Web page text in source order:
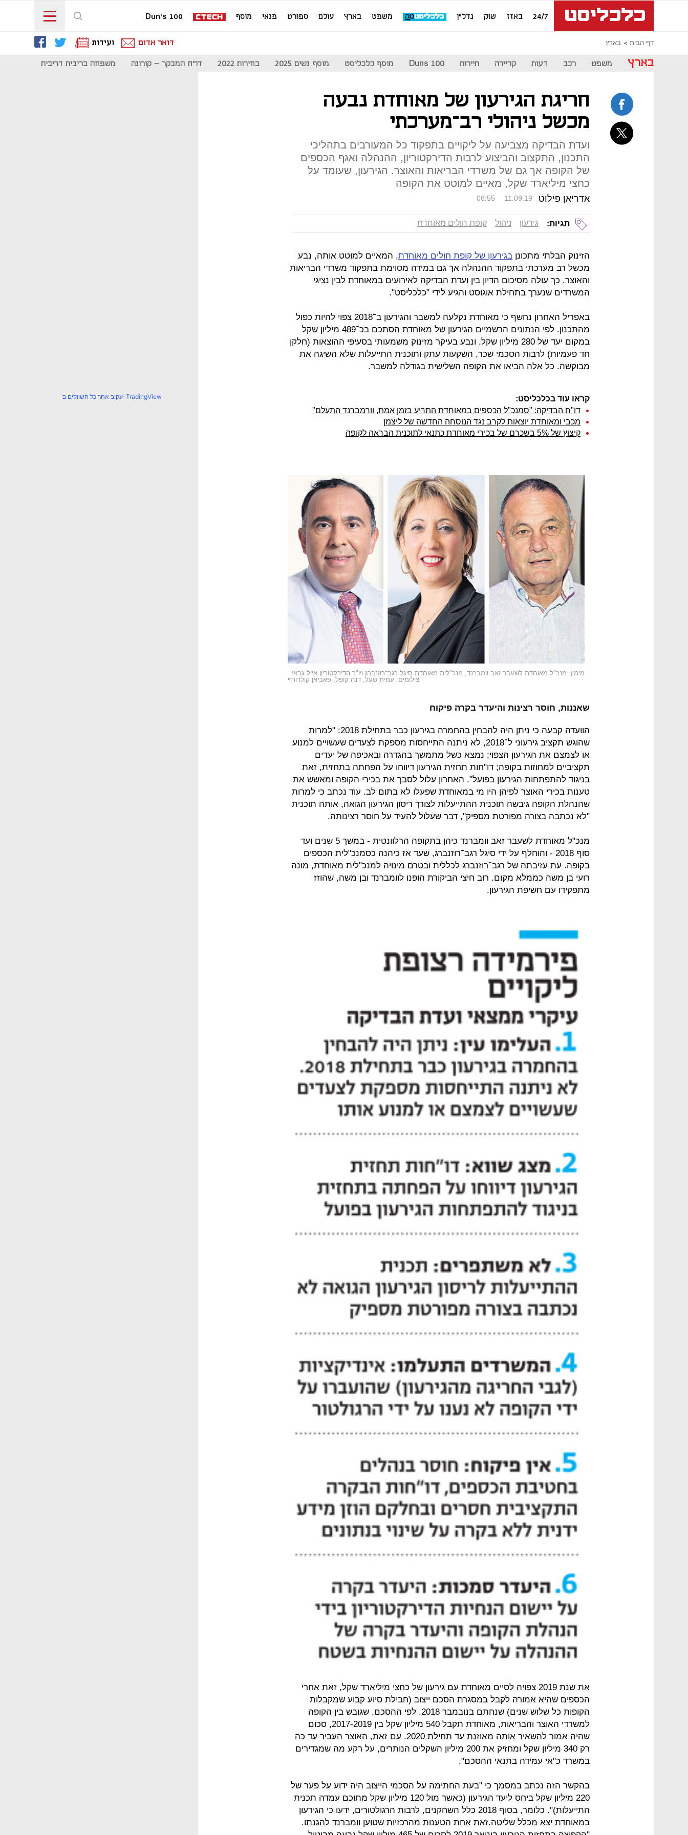
24/7 באזז שוק נדל"ן משפט בארץ עולם ספורט פנאי מוסף Dun's 100
דף הבית בארץ דואר אדום ועידות
בארץ משפט רכב דעות קריירה תיירות Duns 100 מוסף כלכליסט מוסף נשים 2025 בחירות 2022 דו"ח המבקר - קורונה משפחה בריבית דריבית
חריגת הגירעון של מאוחדת נבעה
מכשל ניהולי רב־מערכתי
ועדת הבדיקה מצביעה על ליקויים בתפקוד כל המעורבים בתהליכי
התכנון, התקצוב והביצוע לרבות הדירקטוריון, ההנהלה ואגף הכספים
של הקופה אך גם של משרדי הבריאות והאוצר. הגירעון, שעומד על
כחצי מיליארד שקל, מאיים למוטט את הקופה
אדריאן פילוט 06:55 11.09.19
תגיות: גירעון ניהול קופת חולים מאוחדת
הזינוק הבלתי מתכונן בגירעון של קופת חולים מאוחדת, המאיים למוטט אותה, נבע
מכשל רב מערכתי בתפקוד ההנהלה אך גם במידה מסוימת בתפקוד משרדי הבריאות
והאוצר. כך עולה מסיכום הדיון בין ועדת הבדיקה לאירועים במאוחדת לבין נציגי
המשרדים שנערך בתחילת אוגוסט והגיע לידי "כלכליסט".
באפריל האחרון נחשף כי מאוחדת נקלעה למשבר והגירעון ב־2018 צפוי להיות כפול
מהתכנון. לפי הנתונים הרשמיים הגירעון של מאוחדת הסתכם בכ־489 מיליון שקל
במקום יעד של 280 מיליון שקל, ונבע בעיקר מזינוק משמעותי בסעיפי ההוצאות (חלקן
חד פעמיות) לרבות הסכמי שכר, השקעות עתק ותוכנית התייעלות שלא השיגה את
מבוקשה. כל אלה הביאו את הקופה השלישית בגודלה למשבר.
קראו עוד בכלכליסט:
דו"ח הבדיקה: "סמנכ"ל הכספים במאוחדת התריע בזמן אמת, וורמברנד התעלם"
מכבי ומאוחדת יוצאות לקרב נגד הנוסחה החדשה של ליצמן
קיצוץ של 5% בשכרם של בכירי מאוחדת כתנאי לתוכנית הבראה לקופה
מימין: מנכ"ל מאוחדת לשעבר זאב וומברנד, מנכ"לית מאוחדת סיגל רגב־רוזנברג ויו"ר הדירקטוריון אייל גבאי
צילומים: עמית שעל, דנה קופל, פאביאן קולדורף
שאננות, חוסר רצינות והיעדר בקרה פיקוח
הוועדה קבעה כי ניתן היה להבחין בהחמרה בגירעון כבר בתחילת 2018: "למרות
שהוגש תקציב גירעוני ל־2018, לא ניתנה התייחסות מספקת לצעדים שעשויים למנוע
או לצמצם את הגירעון הצפוי; נמצא כשל מתמשך בהגדרה ובאכיפה של יעדים
תקציביים למחוזות בקופה; דו"חות תחזית הגירעון דיווחו על הפחתה בתחזית, זאת
בניגוד להתפתחות הגירעון בפועל". האחרון עלול לסבך את בכירי הקופה ומאשש את
טענות בכירי האוצר לפיהן היו מי במאוחדת שפעלו לא בתום לב. עוד נכתב כי למרות
שהנהלת הקופה גיבשה תוכנית ההתייעלות לצורך ריסון הגירעון הגואה, אותה תוכנית
"לא נכתבה בצורה מפורטת מספיק", דבר שעלול להעיד על חוסר רצינותה.
מנכ"ל מאוחדת לשעבר זאב וומברנד כיהן בתקופה הרלוונטית - במשך 5 שנים ועד
סוף 2018 - והוחלף על ידי סיגל רגב־רוזנברג, שעד אז כיהנה כסמנכ"לית הכספים
בקופה. עת עזיבתה של רגב־רוזנברג לכללית ובטרם מינויה למנכ"לית מאוחדת, מונה
רועי בן משה כממלא מקום. רוב חיצי הביקורת הופנו לוומברנד ובן משה, שהוזז
מתפקידו עם חשיפת הגירעון.
את שנת 2019 צפויה לסיים מאוחדת עם גירעון של כחצי מיליארד שקל, זאת אחרי
הכספים שהיא אמורה לקבל במסגרת הסכם ייצוב (חבילת סיוע קבוע שמקבלות
הקופות כל שלוש שנים) שנחתם בנובמבר 2018. לפי ההסכם, שגובש בין הקופה
למשרדי האוצר והבריאות, מאוחדת תקבל 540 מיליון שקל בין 2017-2019, סכום
שהיה אמור להשאיר אותה מאוזנת עד תחילת 2020. עם זאת, האוצר העביר עד כה
רק 340 מיליון שקל ומחזיק את 200 מיליון השקלים הנותרים, על רקע מה שמגדירים
במשרד כ"אי עמידה בתנאי ההסכם".
בהקשר הזה נכתב במסמך כי "בעת החתימה על הסכמי הייצוב היה ידוע על פער של
220 מיליון שקל ביחס ליעד הגירעון (כאשר מול 120 מיליון שקל מתוכם עמדה תכנית
התייעלות)". כלומר, בסוף 2018 כלל השחקנים, לרבות הרגולטורים, ידעו כי הגירעון
במאוחדת יצא מכלל שליטה.זאת אחת הטענות מהרכזיות שטוען וומברנד להגנתו.
עקוב אחר כל השווקים ב-TradingView